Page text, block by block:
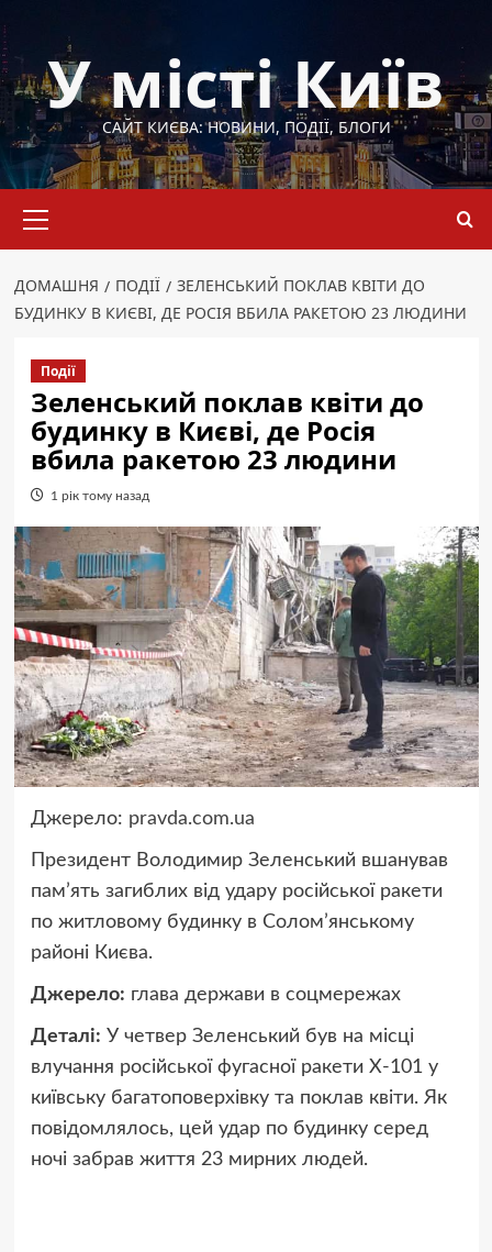
до
вмістуУ місті Київ
САЙТ КИЄВА: НОВИНИ, ПОДІЇ, БЛОГИ
меню
ДОМАШНЯ ПОДІЇ
ЗЕЛЕНСЬКИЙ ПОКЛАВ КВІТИ ДО
БУДИНКУ В КИЄВІ, ДЕ РОСІЯ ВБИЛА РАКЕТОЮ 23 ЛЮДИНИ
Події
Зеленський поклав квіти до
будинку в Києві, де Росія
вбила ракетою 23 людини
1 рік тому назад
Джерело: pravda.com.ua
Президент Володимир Зеленський вшанував
пам’ять загиблих від удару російської ракети
по житловому будинку в Солом’янському
районі Києва.
Джерело: глава держави в соцмережах
Деталі: У четвер Зеленський був на місці
влучання російської фугасної ракети Х-101 у
київську багатоповерхівку та поклав квіти. Як
повідомлялось, цей удар по будинку серед
ночі забрав життя 23 мирних людей.